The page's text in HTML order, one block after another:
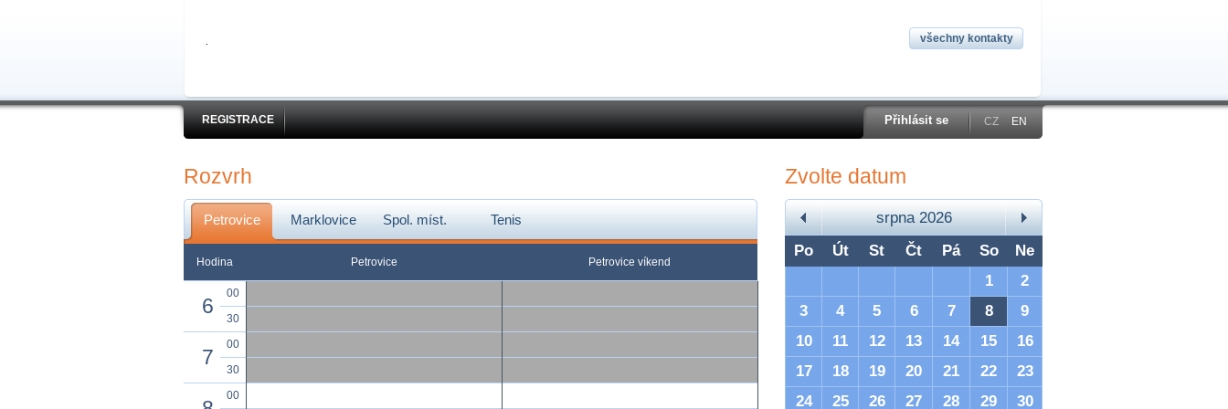
všechny kontakty
REGISTRACE Přihlásit se CZ EN
Rozvrh
Petrovice Marklovice Spol. míst. Tenis
Hodina Petrovice Petrovice víkend
6
00
30
7
00
30
00
Zvolte datum
srpna 2026
Po
Út St Čt Pá So
Ne
1
2
3
4 5 6 7 8
9
10
11 12 13 14 15
16
17
18 19 20 21 22
23
24
25 26 27 28 29 30